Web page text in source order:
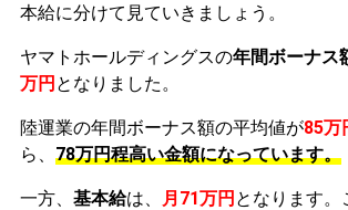
本給に分けて見ていきましょう。
ヤマトホールディングスの年間ボーナス
万円 となりました。
陸運業の年間ボーナス額の平均値が85万
ら、 78万円程高い金額になっています。
一方、 基本給は、 月71万円 となります。